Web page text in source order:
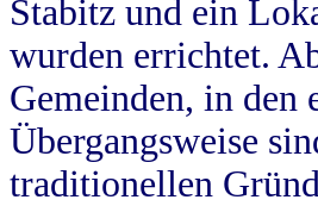
Stabitz und ein
wurden errichtet.
Gemeinden, in den
Übergangsweise
traditionellen